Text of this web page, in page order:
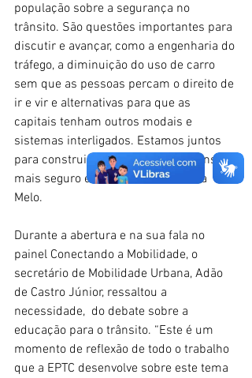
população sobre a segurança no
trânsito. São questões importantes para
discutir e avançar, como a engenharia do
tráfego, a diminuição do uso de carro
sem que as pessoas percam o direito de
ir e vir e alternativas para que as
capitais tenham outros modais e
sistemas interligados. Estamos juntos
para construir uma cidade com trânsito
mais seguro e sustentável”, destaca
Melo.
Durante a abertura e na sua fala no
painel Conectando a Mobilidade, o
secretário de Mobilidade Urbana, Adão
de Castro Júnior, ressaltou a
necessidade,  do debate sobre a
educação para o trânsito. “Este é um
momento de reflexão de todo o trabalho
que a EPTC desenvolve sobre este tema